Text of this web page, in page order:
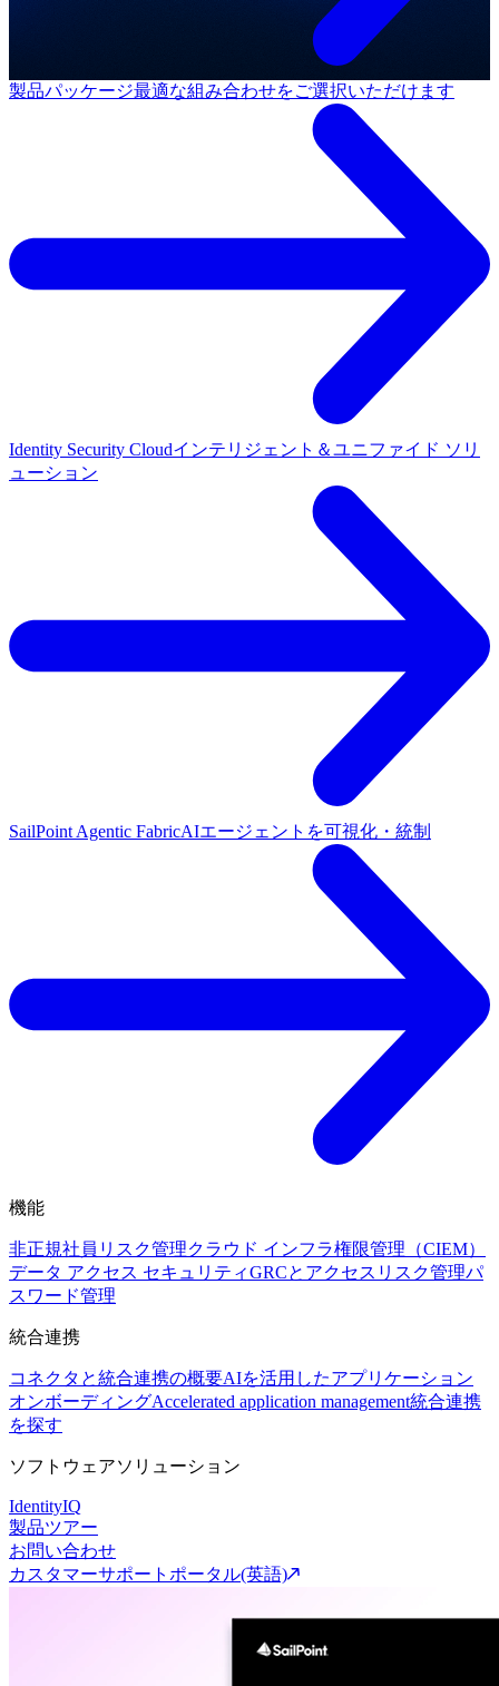
製品パッケージ最適な組み合わせをご選択いただけます
Identity Security Cloudインテリジェント＆ユニファイド ソリ
ューション
SailPoint Agentic FabricAIエージェントを可視化・統制
機能
非正規社員リスク管理クラウド インフラ権限管理（CIEM）
データ アクセス セキュリティGRCとアクセスリスク管理パ
スワード管理
統合連携
コネクタと統合連携の概要AIを活用したアプリケーション
オンボーディングAccelerated application management統合連携
を探す
ソフトウェアソリューション
IdentityIQ
製品ツアー
お問い合わせ
カスタマーサポートポータル(英語)